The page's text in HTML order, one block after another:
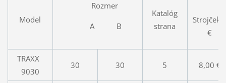
Model
Rozmer
A B
Katalóg
strana
€
TRAXX
9030
30 30 5 8,00 €